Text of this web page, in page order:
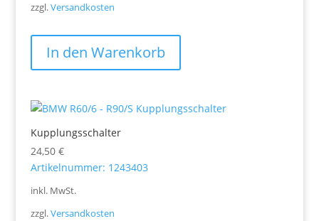
zzgl.Versandkosten
In den Warenkorb
Kupplungsschalter
24,50 €
Artikelnummer: 1243403
inkl. MwSt.
zzgl.Versandkosten